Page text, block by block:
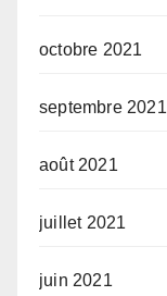
octobre 2021
septembre 2021
août 2021
juillet 2021
juin 2021